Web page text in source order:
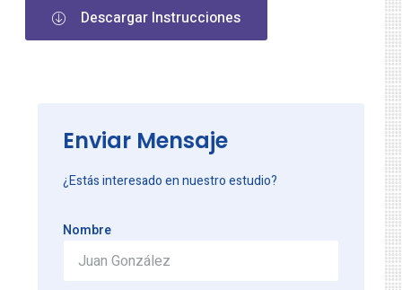
Descargar Instrucciones
Enviar Mensaje
¿Estás interesado en nuestro estudio?
Nombre